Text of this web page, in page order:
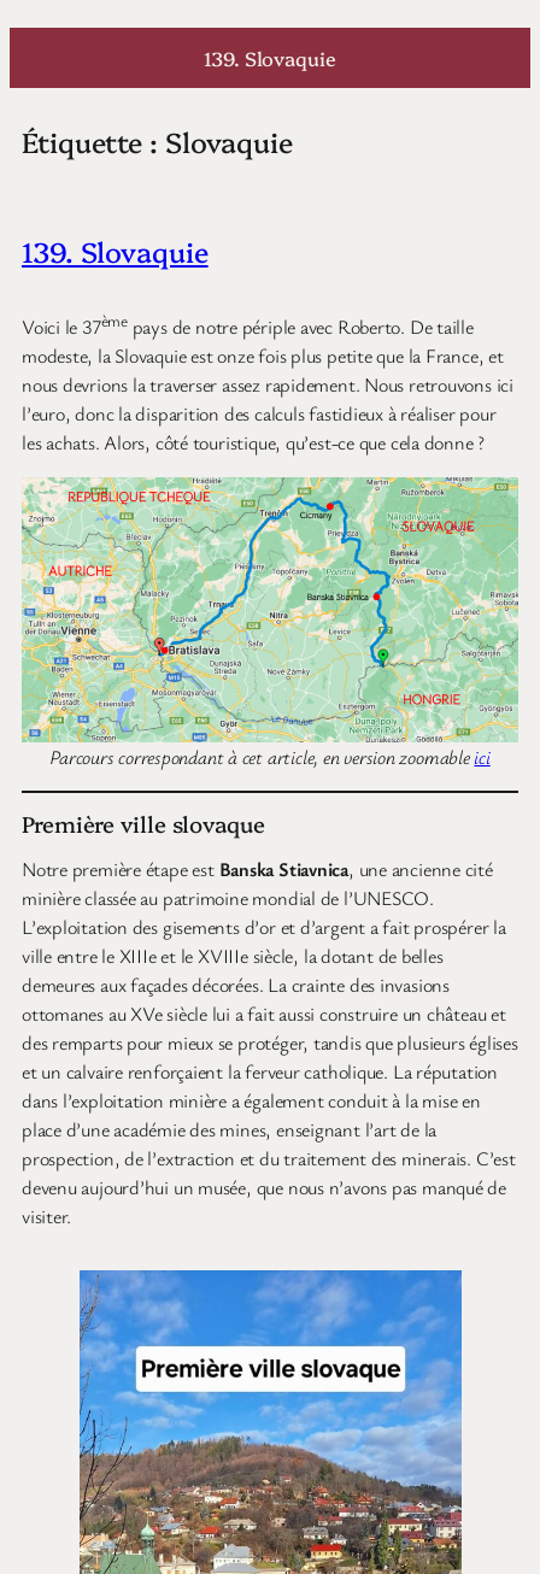
Aller
139. Slovaquie
Étiquette : Slovaquie
139. Slovaquie
Voici le 37èmepays de notre périple avec Roberto. De taille
modeste, la Slovaquie est onze fois plus petite que la France, et
nous devrions la traverser assez rapidement. Nous retrouvons ici
l’euro, donc la disparition des calculs fastidieux à réaliser pour
les achats. Alors, côté touristique, qu’est-ce que cela donne ?
Parcours correspondant à cet article, en version zoomableici
Première ville slovaque
Notre première étape est Banska Stiavnica, une ancienne cité
minière classée au patrimoine mondial de l’UNESCO.
L’exploitation des gisements d’or et d’argent a fait prospérer la
ville entre le XIIIe et le XVIIIe siècle, la dotant de belles
demeures aux façades décorées. La crainte des invasions
ottomanes au XVe siècle lui a fait aussi construire un château et
des remparts pour mieux se protéger, tandis que plusieurs églises
et un calvaire renforçaient la ferveur catholique. La réputation
dans l’exploitation minière a également conduit à la mise en
place d’une académie des mines, enseignant l’art de la
prospection, de l’extraction et du traitement des minerais. C’est
devenu aujourd’hui un musée, que nous n’avons pas manqué de
visiter.